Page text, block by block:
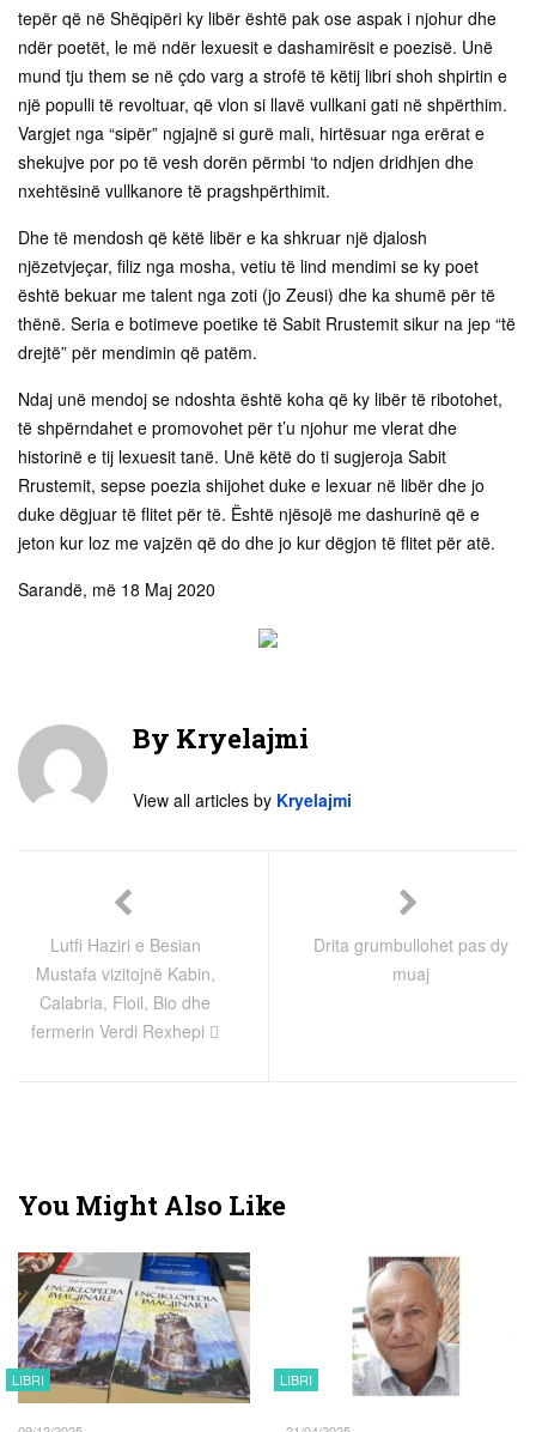
tepër që në Shëqipëri ky libër është pak ose aspak i njohur dhe
ndër poetët, le më ndër lexuesit e dashamirësit e poezisë. Unë
mund tju them se në çdo varg a strofë të këtij libri shoh shpirtin e
një populli të revoltuar, që vlon si llavë vullkani gati në shpërthim.
Vargjet nga “sipër” ngjajnë si gurë mali, hirtësuar nga erërat e
shekujve por po të vesh dorën përmbi ‘to ndjen dridhjen dhe
nxehtësinë vullkanore të pragshpërthimit.
Dhe të mendosh që këtë libër e ka shkruar një djalosh
njëzetvjeçar, filiz nga mosha, vetiu të lind mendimi se ky poet
është bekuar me talent nga zoti (jo Zeusi) dhe ka shumë për të
thënë. Seria e botimeve poetike të Sabit Rrustemit sikur na jep “të
drejtë” për mendimin që patëm.
Ndaj unë mendoj se ndoshta është koha që ky libër të ribotohet,
të shpërndahet e promovohet për t’u njohur me vlerat dhe
historinë e tij lexuesit tanë. Unë këtë do ti sugjeroja Sabit
Rrustemit, sepse poezia shijohet duke e lexuar në libër dhe jo
duke dëgjuar të flitet për të. Është njësojë me dashurinë që e
jeton kur loz me vajzën që do dhe jo kur dëgjon të flitet për atë.
Sarandë, më 18 Maj 2020
By Kryelajmi
View all articles by Kryelajmi
Lutfi Haziri e Besian
Mustafa vizitojnë Kabin,
Calabria, Floil, Bio dhe
fermerin Verdi Rexhepi 
Drita grumbullohet pas dy
muaj
You Might Also Like
LIBRI LIBRI